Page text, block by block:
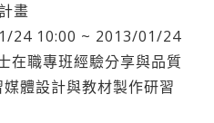
畫
24 10:00 ~ 2013/01/24
在職專班經驗分享與品質
體設計與教材製作研習